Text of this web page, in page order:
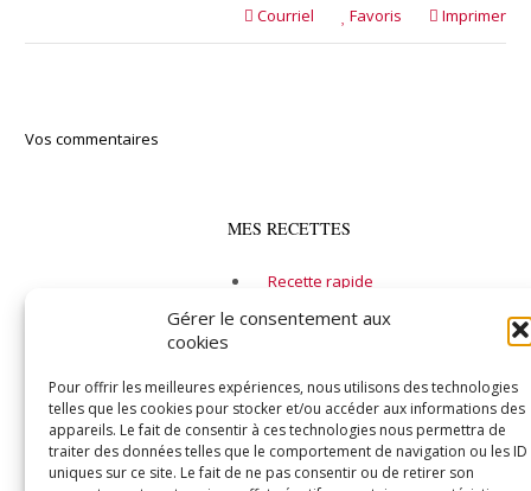
Gérer le consentement aux
cookies
Pour offrir les meilleures expériences, nous utilisons des technologies
telles que les cookies pour stocker et/ou accéder aux informations des
appareils. Le fait de consentir à ces technologies nous permettra de
traiter des données telles que le comportement de navigation ou les ID
uniques sur ce site. Le fait de ne pas consentir ou de retirer son
Courriel Favoris Imprimer
Vos commentaires
MES RECETTES
Recette rapide
Alcool
Soupe
Plat principal
Fruits de mer